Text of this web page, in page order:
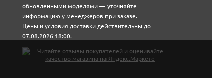
обновленными моделями — уточняйте
информацию у менеджеров при заказе.
Цены и условия доставки действительны до
07.08.2026 18:00.